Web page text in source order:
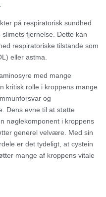
på respiratorisk sundhed
fjernelse. Dette kan
respiratoriske tilstande som
eller astma.
med mange
kritisk rolle i kroppens mange
og
Dens evne til at støtte
nøglekomponent i kroppens
generel velvære. Med sin
er det tydeligt, at cystein
mange af kroppens vitale